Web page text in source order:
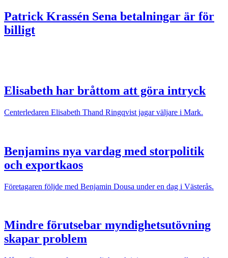
Patrick Krassén Sena betalningar är för
billigt
Elisabeth har bråttom att göra intryck
Centerledaren Elisabeth Thand Ringqvist jagar väljare i Mark.
Benjamins nya vardag med storpolitik
och exportkaos
Företagaren följde med Benjamin Dousa under en dag i Västerås.
Mindre förutsebar myndighetsutövning
skapar problem